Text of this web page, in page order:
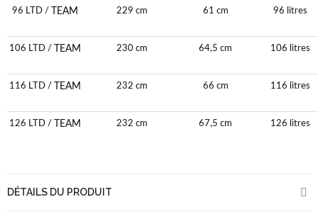
96 LTD / TEAM 229 cm 61 cm 96 litres
106 LTD / TEAM 230 cm 64,5 cm 106 litres
116 LTD / TEAM 232 cm 66 cm 116 litres
126 LTD / TEAM 232 cm 67,5 cm 126 litres
DÉTAILS DU PRODUIT